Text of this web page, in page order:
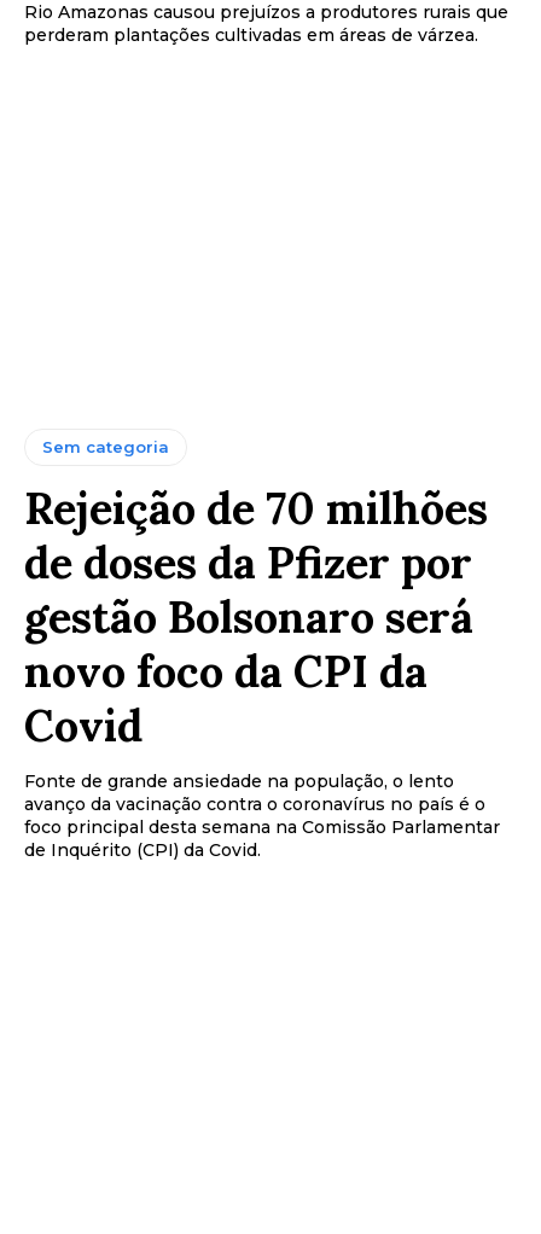
Rio Amazonas causou prejuízos a produtores rurais que
perderam plantações cultivadas em áreas de várzea.
Sem categoria
Rejeição de 70 milhões
de doses da Pfizer por
gestão Bolsonaro será
novo foco da CPI da
Covid
Fonte de grande ansiedade na população, o lento
avanço da vacinação contra o coronavírus no país é o
foco principal desta semana na Comissão Parlamentar
de Inquérito (CPI) da Covid.